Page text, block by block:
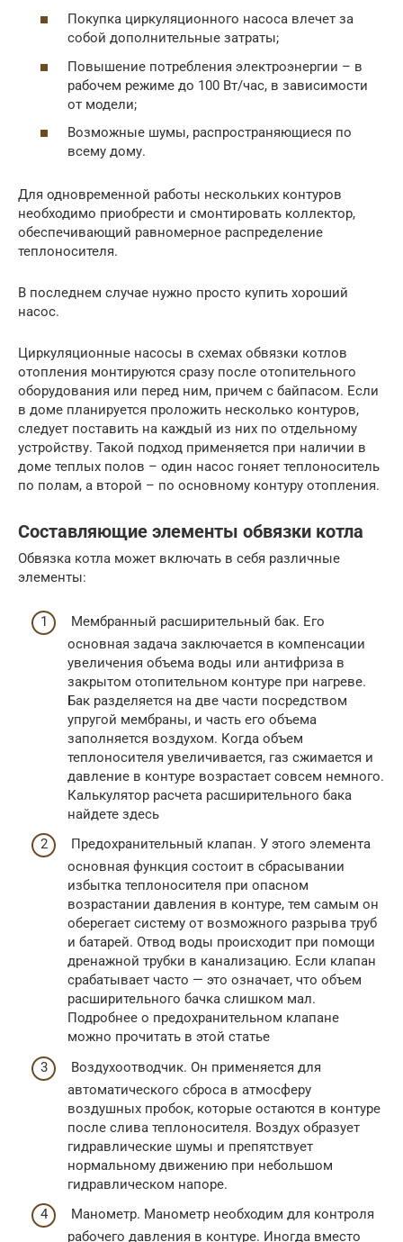
Покупка циркуляционного насоса влечет за
собой дополнительные затраты;
Повышение потребления электроэнергии – в
рабочем режиме до 100 Вт/час, в зависимости
от модели;
Возможные шумы, распространяющиеся по
всему дому.
Для одновременной работы нескольких контуров
необходимо приобрести и смонтировать коллектор,
обеспечивающий равномерное распределение
теплоносителя.
В последнем случае нужно просто купить хороший
насос.
Циркуляционные насосы в схемах обвязки котлов
отопления монтируются сразу после отопительного
оборудования или перед ним, причем с байпасом. Если
в доме планируется проложить несколько контуров,
следует поставить на каждый из них по отдельному
устройству. Такой подход применяется при наличии в
доме теплых полов – один насос гоняет теплоноситель
по полам, а второй – по основному контуру отопления.
Составляющие элементы обвязки котла
Обвязка котла может включать в себя различные
элементы:
Мембранный расширительный бак. Его
основная задача заключается в компенсации
увеличения объема воды или антифриза в
закрытом отопительном контуре при нагреве.
Бак разделяется на две части посредством
упругой мембраны, и часть его объема
заполняется воздухом. Когда объем
теплоносителя увеличивается, газ сжимается и
давление в контуре возрастает совсем немного.
Калькулятор расчета расширительного бака
найдете здесь
Предохранительный клапан. У этого элемента
основная функция состоит в сбрасывании
избытка теплоносителя при опасном
возрастании давления в контуре, тем самым он
оберегает систему от возможного разрыва труб
и батарей. Отвод воды происходит при помощи
дренажной трубки в канализацию. Если клапан
срабатывает часто — это означает, что объем
расширительного бачка слишком мал.
Подробнее о предохранительном клапане
можно прочитать в этой статье
Воздухоотводчик. Он применяется для
автоматического сброса в атмосферу
воздушных пробок, которые остаются в контуре
после слива теплоносителя. Воздух образует
гидравлические шумы и препятствует
нормальному движению при небольшом
гидравлическом напоре.
Манометр. Манометр необходим для контроля
рабочего давления в контуре. Иногда вместо